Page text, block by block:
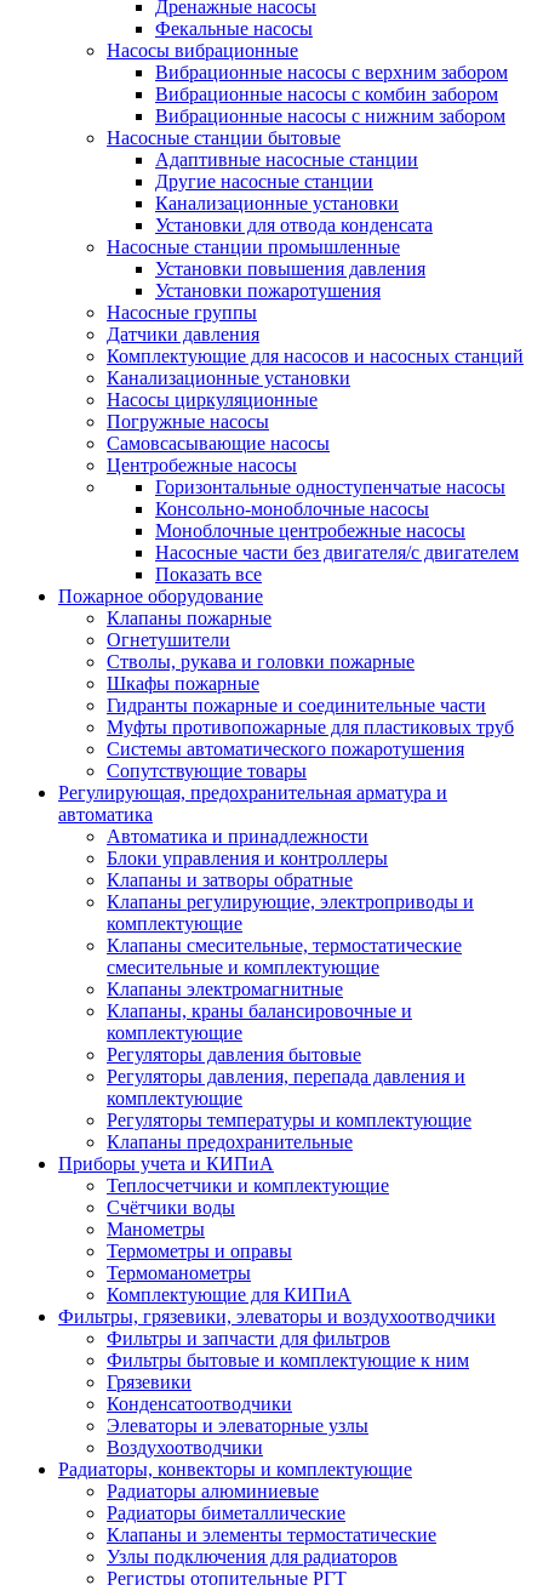
Дренажные насосы
Фекальные насосы
Насосы вибрационные
Вибрационные насосы с верхним забором
Вибрационные насосы с комбин забором
Вибрационные насосы с нижним забором
Насосные станции бытовые
Адаптивные насосные станции
Другие насосные станции
Канализационные установки
Установки для отвода конденсата
Насосные станции промышленные
Установки повышения давления
Установки пожаротушения
Насосные группы
Датчики давления
Комплектующие для насосов и насосных станций
Канализационные установки
Насосы циркуляционные
Погружные насосы
Самовсасывающие насосы
Центробежные насосы
Горизонтальные одноступенчатые насосы
Консольно-моноблочные насосы
Моноблочные центробежные насосы
Насосные части без двигателя/с двигателем
Показать все
Пожарное оборудование
Клапаны пожарные
Огнетушители
Стволы, рукава и головки пожарные
Шкафы пожарные
Гидранты пожарные и соединительные части
Муфты противопожарные для пластиковых труб
Системы автоматического пожаротушения
Сопутствующие товары
Регулирующая, предохранительная арматура и
автоматика
Автоматика и принадлежности
Блоки управления и контроллеры
Клапаны и затворы обратные
Клапаны регулирующие, электроприводы и
комплектующие
Клапаны смесительные, термостатические
смесительные и комплектующие
Клапаны электромагнитные
Клапаны, краны балансировочные и
комплектующие
Регуляторы давления бытовые
Регуляторы давления, перепада давления и
комплектующие
Регуляторы температуры и комплектующие
Клапаны предохранительные
Приборы учета и КИПиА
Теплосчетчики и комплектующие
Счётчики воды
Манометры
Термометры и оправы
Термоманометры
Комплектующие для КИПиА
Фильтры, грязевики, элеваторы и воздухоотводчики
Фильтры и запчасти для фильтров
Фильтры бытовые и комплектующие к ним
Грязевики
Конденсатоотводчики
Элеваторы и элеваторные узлы
Воздухоотводчики
Радиаторы, конвекторы и комплектующие
Радиаторы алюминиевые
Радиаторы биметаллические
Клапаны и элементы термостатические
Узлы подключения для радиаторов
Регистры отопительные РГТ